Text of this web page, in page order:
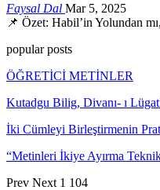
Faysal Dal Mar 5, 2025
📌 Özet: Habil’in Yolundan
popular posts
ÖĞRETİCİ METİNLER
Kutadgu Bilig, Divanı- ı
İki Cümleyi Birleştirmenin
“Metinleri İkiye Ayırma
Prev Next 1 104